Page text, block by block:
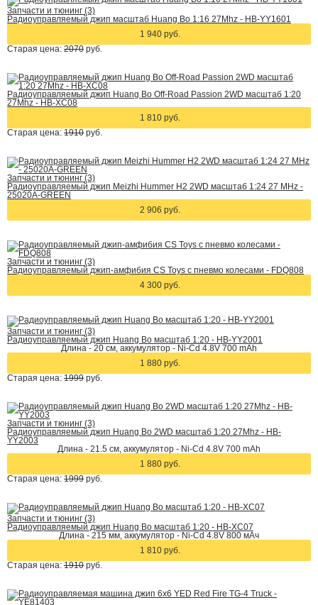
Запчасти и тюнинг (3)
Радиоуправляемый джип масштаб Huang Bo 1:16 27Mhz - HB-YY1601
1 940 руб.
Старая цена: 2070 руб.
Радиоуправляемый джип Huang Bo Off-Road Passion 2WD масштаб 1:20
27Mhz - HB-XC08
1 810 руб.
Старая цена: 1910 руб.
Запчасти и тюнинг (3)
Радиоуправляемый джип Meizhi Hummer H2 2WD масштаб 1:24 27 MHz -
25020A-GREEN
2 906 руб.
Запчасти и тюнинг (3)
Радиоуправляемый джип-амфибия CS Toys с пневмо колесами - FDQ808
4 300 руб.
Запчасти и тюнинг (3)
Радиоуправляемый джип Huang Bo масштаб 1:20 - HB-YY2001
Длина - 20 см, аккумулятор - Ni-Cd 4.8V 700 mAh
1 880 руб.
Старая цена: 1999 руб.
Запчасти и тюнинг (3)
Радиоуправляемый джип Huang Bo 2WD масштаб 1:20 27Mhz - HB-
YY2003
Длина - 21.5 см, аккумулятор - Ni-Cd 4.8V 700 mAh
1 880 руб.
Старая цена: 1999 руб.
Запчасти и тюнинг (3)
Радиоуправляемый джип Huang Bo масштаб 1:20 - HB-XC07
Длина - 215 мм, аккумулятор - Ni-Cd 4.8V 800 мАч
1 810 руб.
Старая цена: 1910 руб.